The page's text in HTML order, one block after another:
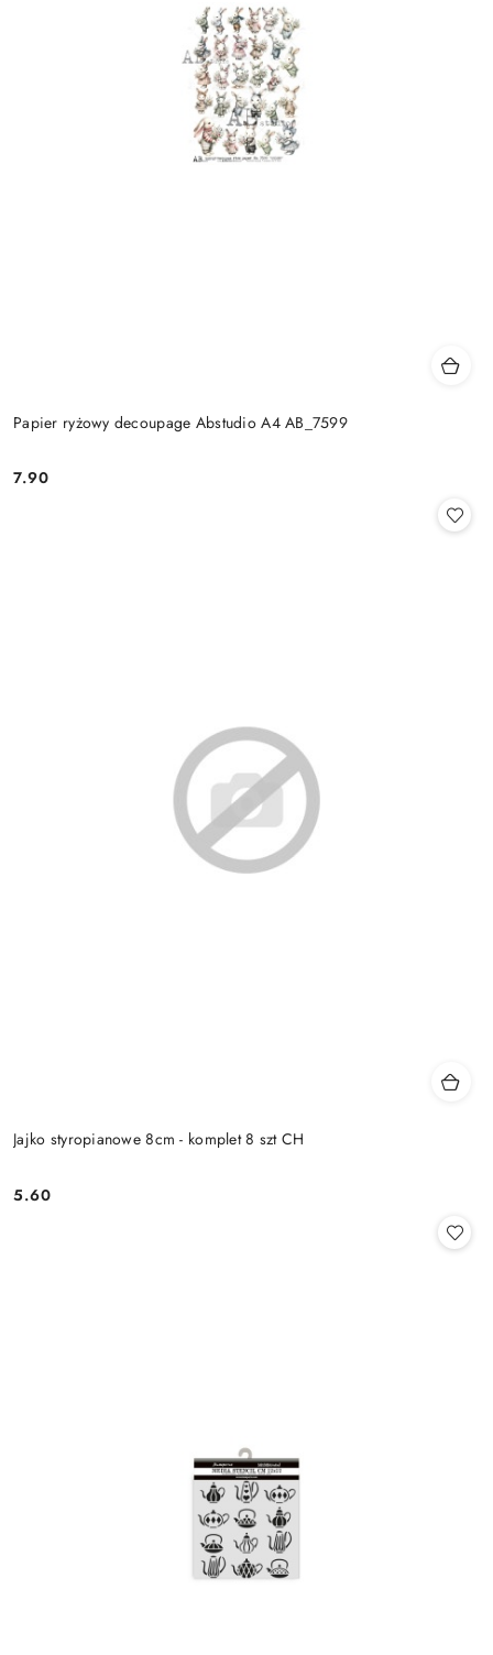
Papier ryżowy decoupage Abstudio A4 AB_7599
Cena:
7.90
Jajko styropianowe 8cm - komplet 8 szt CH
Cena:
5.60